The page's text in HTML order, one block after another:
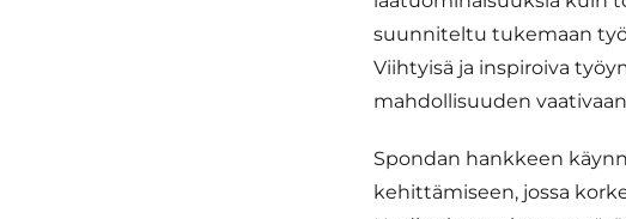
suunniteltu tukemaan
Viihtyisä ja inspiroiva
mahdollisuuden
Spondan hankkeen
kehittämiseen, jossa